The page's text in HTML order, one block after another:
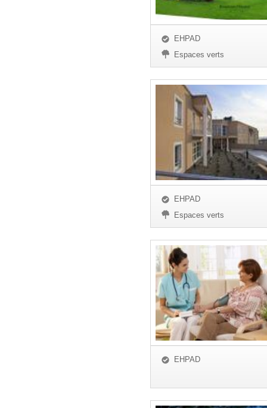
EHPAD
Espaces verts
EHPAD
Espaces verts
EHPAD